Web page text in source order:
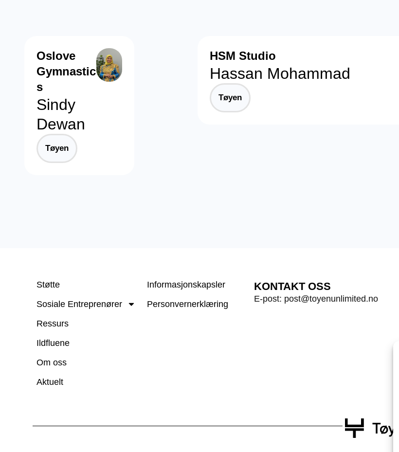
Oslove
Gymnastic
s
Sindy
Dewan
Tøyen
HSM Studio
Hassan Mohammad
Tøyen
Støtte
Sosiale Entreprenører
Ressurs
Ildfluene
Om oss
Aktuelt
Informasjonskapsler
Personvernerklæring
KONTAKT OSS
E-post: post@toyenunlimited.no